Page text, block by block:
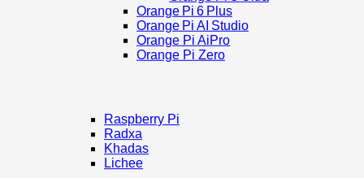
Orange Pi 6 Plus
Orange Pi AI Studio
Orange Pi AiPro
Orange Pi Zero
Raspberry Pi
Radxa
Khadas
Lichee